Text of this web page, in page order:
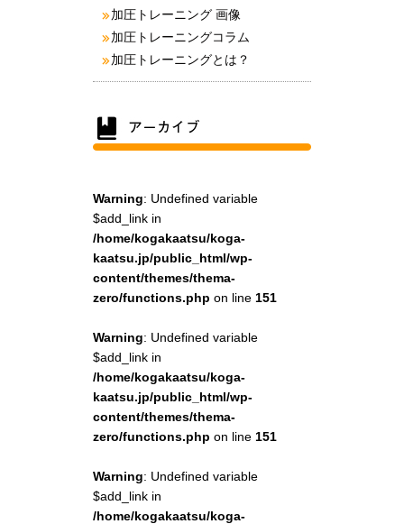
加圧トレーニング 画像
加圧トレーニングコラム
加圧トレーニングとは？
Warning: Undefined variable
$add_link in
/home/kogakaatsu/koga-
kaatsu.jp/public_html/wp-
content/themes/thema-
zero/functions.php on line 151
Warning: Undefined variable
$add_link in
/home/kogakaatsu/koga-
kaatsu.jp/public_html/wp-
content/themes/thema-
zero/functions.php on line 151
Warning: Undefined variable
$add_link in
/home/kogakaatsu/koga-